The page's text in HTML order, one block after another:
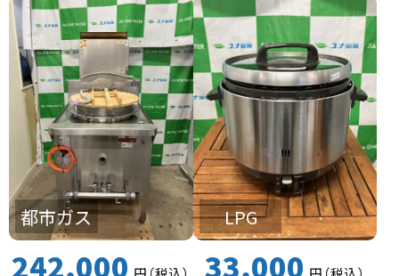
都市ガス
242,000
LPG
33,000